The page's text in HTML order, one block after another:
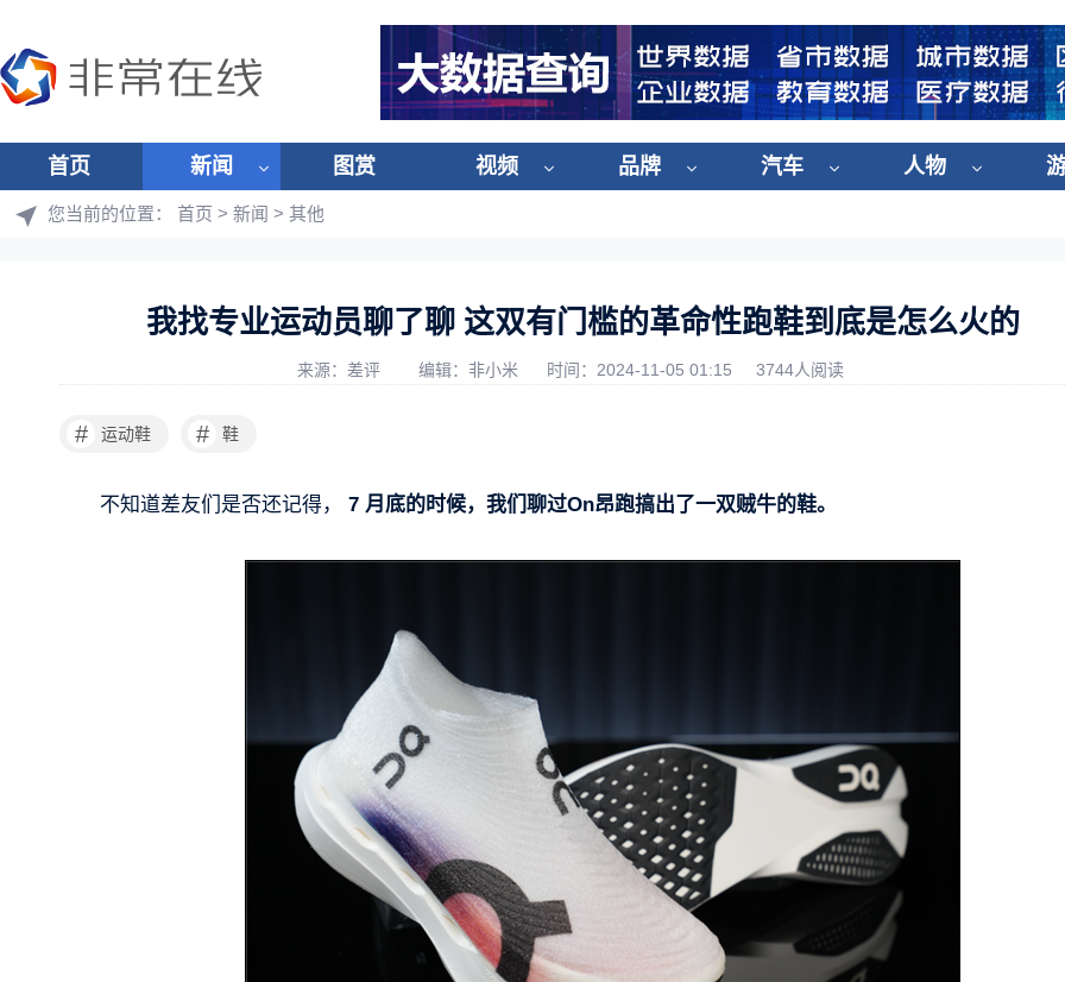
首页 新闻 图赏 视频 品牌 汽车 人物
您当前的位置： 首页 > 新闻 > 其他
我找专业运动员聊了聊 这双有门槛的革命性跑鞋到底是怎么火的
来源：差评 编辑：非小米 时间：2024-11-05 01:15 3744人阅读
# 运动鞋 # 鞋
不知道差友们是否还记得， 7 月底的时候，我们聊过On昂跑搞出了一双贼牛的鞋。